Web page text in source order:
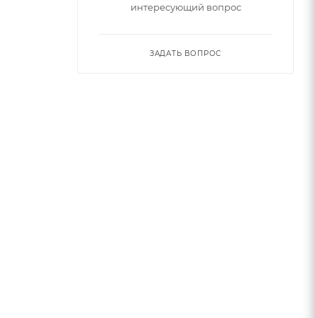
интересующий вопрос
ЗАДАТЬ ВОПРОС